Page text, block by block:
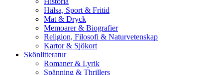
Hälsa, Sport & Fritid
Mat & Dryck
Memoarer & Biografier
Religion, Filosofi & Naturvetenskap
Kartor & Sjökort
Skönlitteratur
Romaner & Lyrik
Spänning & Thrillers